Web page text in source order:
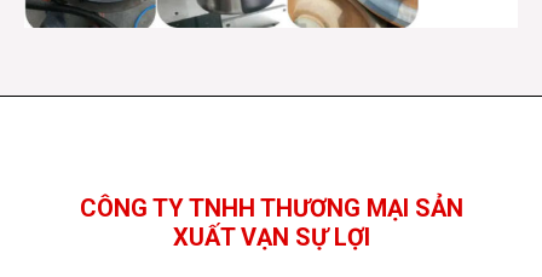
CÔNG TY TNHH THƯƠNG MẠI SẢN
XUẤT VẠN SỰ LỢI
Facebook
YouTube
TikTok